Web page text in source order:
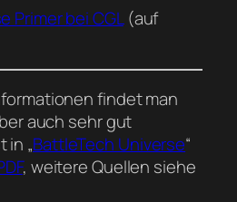
Primer bei CGL(auf
findet man
auch sehr gut
in „BattleTech Universe“
, weitere Quellen siehe